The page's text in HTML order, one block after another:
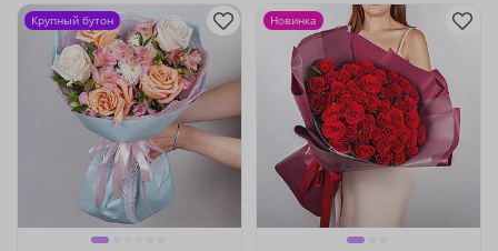
Крупный бутон Новинка